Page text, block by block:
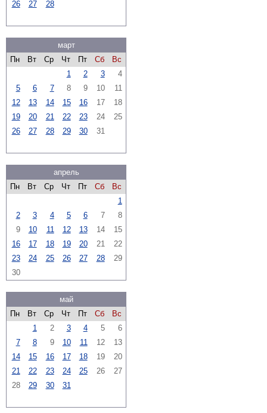
26
27 28
март
Пн
Вт Ср Чт Пт Сб
Вс
1
2 3
4
5
6 7 8 9 10
11
12
13 14 15 16 17
18
19
20 21 22 23 24
25
26
27 28 29 30 31
апрель
Пн
Вт Ср Чт Пт Сб
Вс
1
2
3 4 5 6 7
8
9
10 11 12 13 14
15
16
17 18 19 20 21
22
23
24 25 26 27 28
29
30
май
Пн
Вт Ср Чт Пт Сб
Вс
1
2 3 4 5
6
7
8 9 10 11 12
13
14
15 16 17 18 19
20
21
22 23 24 25 26
27
28
29 30 31